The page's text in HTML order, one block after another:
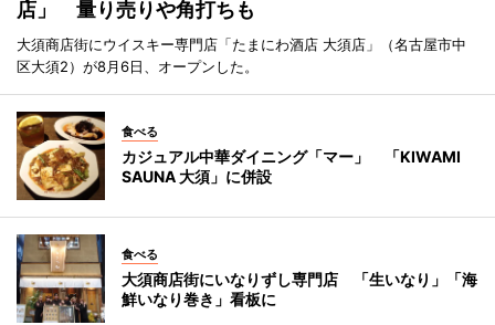
店」 量り売りや角打ちも
大須商店街にウイスキー専門店「たまにわ酒店 大須店」（名古屋市中
区大須2）が8月6日、オープンした。
食べる
カジュアル中華ダイニング「マー」 「KIWAMI
SAUNA 大須」に併設
食べる
大須商店街にいなりずし専門店 「生いなり」「海
鮮いなり巻き」看板に